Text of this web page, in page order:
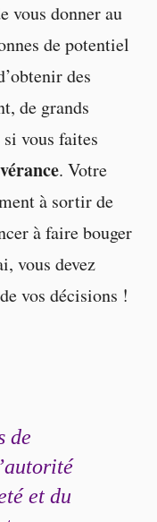
vous donner au
de potentiel
des
de grands
vous faites
. Votre
à sortir de
à faire bouger
vous devez
vos décisions !
de
et du